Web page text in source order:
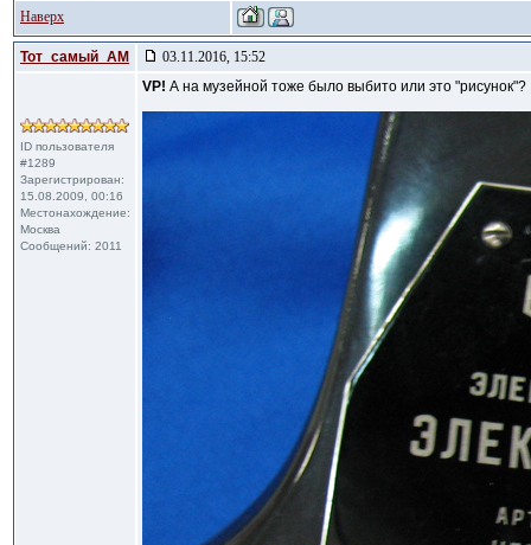
Наверх
Тот_самый_АМ 03.11.2016, 15:52
ID пользователя
#1289
Зарегистрирован:
15.08.2009, 00:16
Местонахождение:
Москва
Сообщений: 2011
VP! А на музейной тоже было выбито или это "рисунок"?